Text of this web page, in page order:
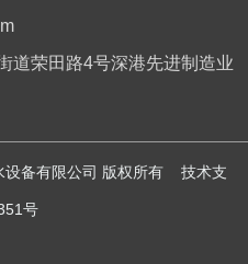
道荣田路4号深港先进制造业
设备有限公司 版权所有 技术支
号